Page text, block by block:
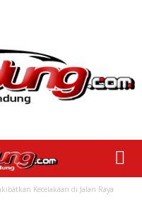
Kecelakaan di Jalan Raya